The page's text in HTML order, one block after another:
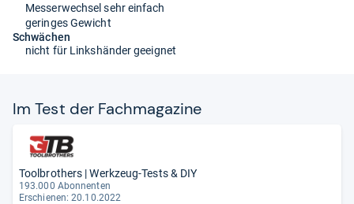
Messerwechsel sehr einfach
geringes Gewicht
Schwächen
nicht für Linkshänder geeignet
Im Test der Fach­ma­ga­zine
Toolbrothers | Werkzeug-Tests & DIY
193.000 Abonnenten
Erschienen: 20.10.2022